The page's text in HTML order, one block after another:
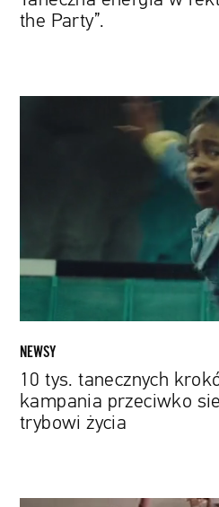
the Party”.
siedzącemu
trybowi
NEWSY
10 tys. tanecznych
kampania przeciwko
trybowi życia